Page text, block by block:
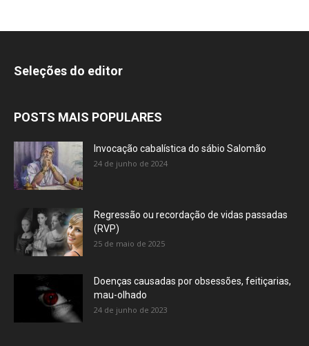
Seleções do editor
POSTS MAIS POPULARES
Invocação cabalística do sábio Salomão
24 de junho de 2024
Regressão ou recordação de vidas passadas
(RVP)
25 de maio de 2025
Doenças causadas por obsessões, feitiçarias,
mau-olhado
24 de junho de 2023